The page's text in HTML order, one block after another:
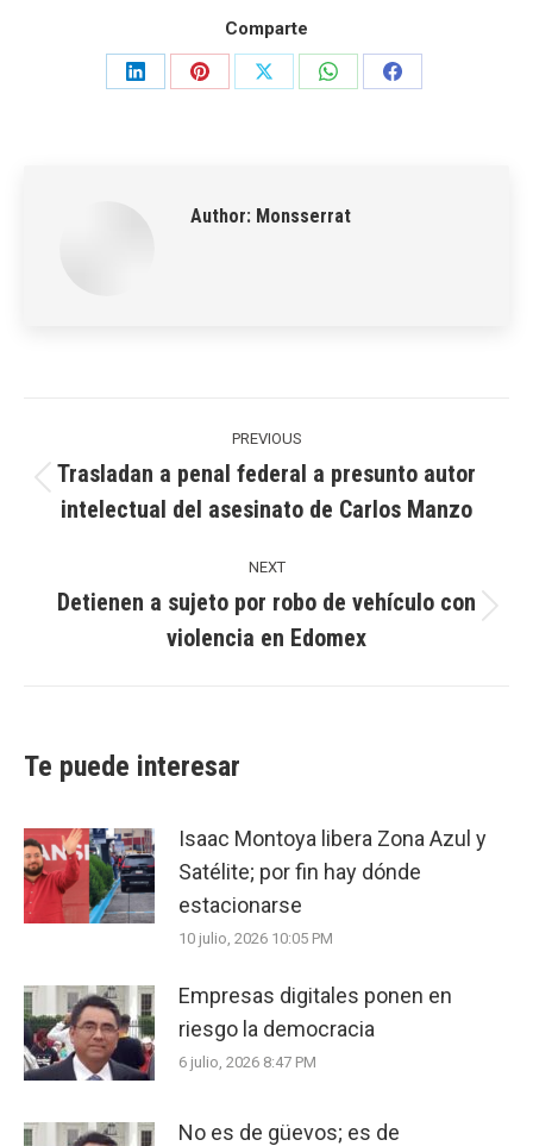
Comparte
Share
Share
Share
Share
Share
Author: Monsserrat
PREVIOUS
Previous
post:
Trasladan a penal federal a presunto autor
intelectual del asesinato de Carlos Manzo
NEXT
post:
Detienen a sujeto por robo de vehículo con
violencia en Edomex
Te puede interesar
Isaac Montoya libera Zona Azul y
Satélite; por fin hay dónde
estacionarse
10 julio, 2026 10:05 PM
Empresas digitales ponen en
riesgo la democracia
6 julio, 2026 8:47 PM
No es de güevos; es de